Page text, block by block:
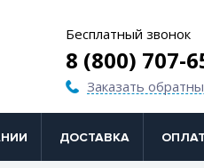
Бесплатный звонок
8 (800) 707-
Заказать
ДОСТАВКА